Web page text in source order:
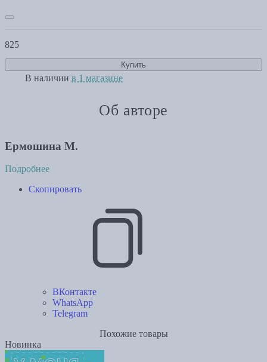
825
Купить
В наличии в 1 магазине
Об авторе
Ермошина М.
Подробнее
Скопировать
ВКонтакте
WhatsApp
Telegram
Похожие товары
Новинка